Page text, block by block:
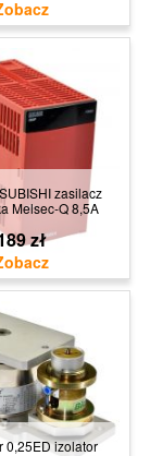
zasilacz
Melsec-Q 8,5A
zł
0,25ED izolator